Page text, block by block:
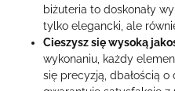
biżuteria to doskonały
tylko elegancki, ale
Cieszysz się wysoką
wykonaniu, każdy
się precyzją, dbałością o